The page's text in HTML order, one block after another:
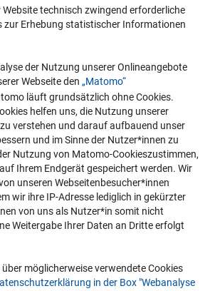
für Menschen mit Behinderungen
der DFG direkt in Ihr Mailpostfach oder
online an.
technisch zwingend erforderliche
zur Erhebung statistischer Informationen
der Nutzung unserer Onlineangebote
Webseite den „Matomo“
Link)
läuft grundsätzlich ohne Cookies.
helfen uns, die Nutzung unserer
verstehen und darauf aufbauend unser
und im Sinne der Nutzer*innen zu
Nutzung von Matomo-Cookieszustimmen,
Ihrem Endgerät gespeichert werden. Wir
unseren Webseitenbesucher*innen
wir ihre IP-Adresse lediglich in gekürzter
von uns als Nutzer*in somit nicht
Weitergabe Ihrer Daten an Dritte erfolgt
möglicherweise verwendete Cookies
in der Box "Webanalyse